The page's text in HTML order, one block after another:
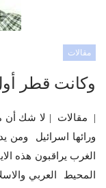
مقالات
وكانت قطر
| مقالات | لا شك أن
ورائها اسرائيل ومن
الغرب يراقبون هذه
المحيط العربي